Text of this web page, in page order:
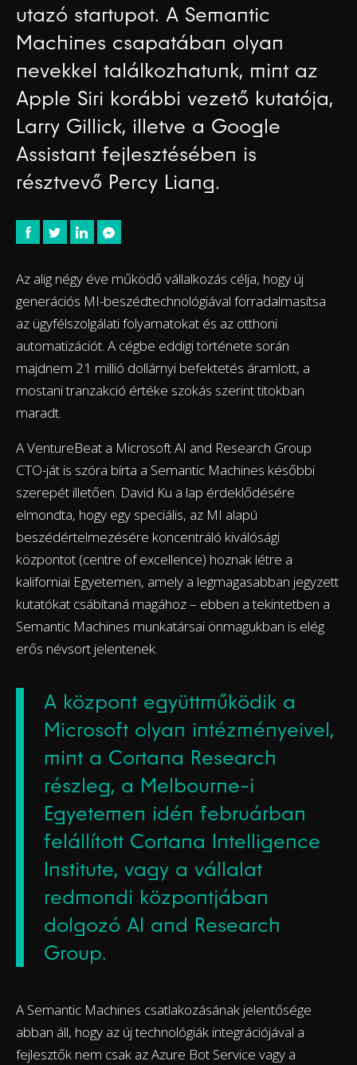
utazó startupot. A Semantic
Machines csapatában olyan
nevekkel találkozhatunk, mint az
Apple Siri korábbi vezető kutatója,
Larry Gillick, illetve a Google
Assistant fejlesztésében is
résztvevő Percy Liang.
Az alig négy éve működő vállalkozás célja, hogy új
generációs MI-beszédtechnológiával forradalmasítsa
az ügyfélszolgálati folyamatokat és az otthoni
automatizációt. A cégbe eddigi története során
majdnem 21 millió dollárnyi befektetés áramlott, a
mostani tranzakció értéke szokás szerint titokban
maradt.
A VentureBeat a Microsoft AI and Research Group
CTO-ját is szóra bírta a Semantic Machines későbbi
szerepét illetően. David Ku a lap érdeklődésére
elmondta, hogy egy speciális, az MI alapú
beszédértelmezésére koncentráló kiválósági
központot (centre of excellence) hoznak létre a
kaliforniai Egyetemen, amely a legmagasabban jegyzett
kutatókat csábítaná magához – ebben a tekintetben a
Semantic Machines munkatársai önmagukban is elég
erős névsort jelentenek.
A központ együttműködik a
Microsoft olyan intézményeivel,
mint a Cortana Research
részleg, a Melbourne-i
Egyetemen idén februárban
felállított Cortana Intelligence
Institute, vagy a vállalat
redmondi központjában
dolgozó AI and Research
Group.
A Semantic Machines csatlakozásának jelentősége
abban áll, hogy az új technológiák integrációjával a
fejlesztők nem csak az Azure Bot Service vagy a